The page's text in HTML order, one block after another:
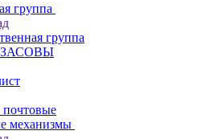
группа
группа
ЗАСОВЫ
механизмы